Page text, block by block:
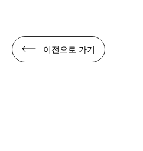
이전으로 가기